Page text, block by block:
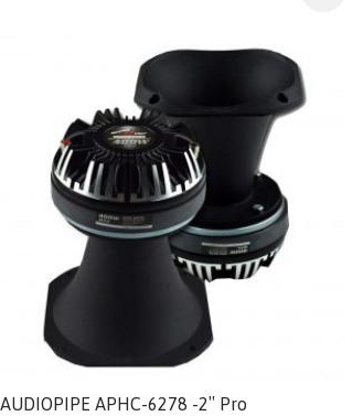
AUDIOPIPE APHC-6278 -2″ Pro